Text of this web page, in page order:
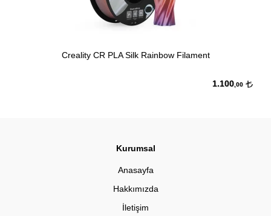
Creality CR PLA Silk Rainbow Filament
1.100 ,00
Kurumsal
Anasayfa
Hakkımızda
İletişim